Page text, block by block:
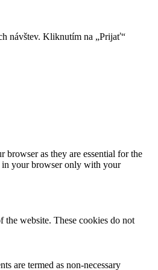
návštev. Kliknutím na „Prijať“
browser as they are essential for the
in your browser only with your
the website. These cookies do not
are termed as non-necessary